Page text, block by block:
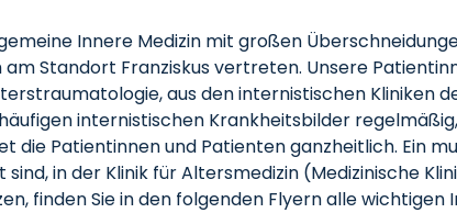
Innere Medizin mit großen
am Standort Franziskus vertreten. Unsere
aus den internistischen Kliniken
internistischen Krankheitsbilder
die Patientinnen und Patienten ganzheitlich. Ein
in der Klinik für Altersmedizin (Medizinische
finden Sie in den folgenden Flyern alle